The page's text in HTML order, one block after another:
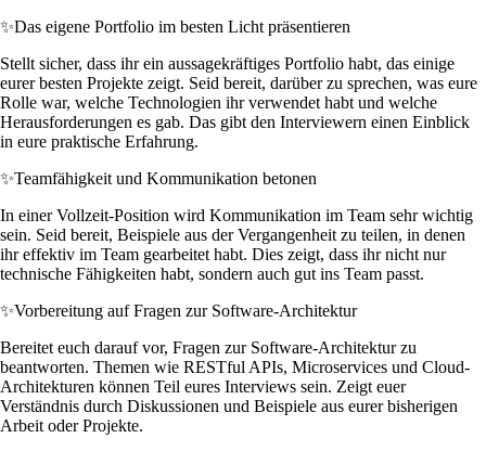
✨Das eigene Portfolio im besten Licht präsentieren
Stellt sicher, dass ihr ein aussagekräftiges Portfolio habt, das einige
eurer besten Projekte zeigt. Seid bereit, darüber zu sprechen, was eure
Rolle war, welche Technologien ihr verwendet habt und welche
Herausforderungen es gab. Das gibt den Interviewern einen Einblick
in eure praktische Erfahrung.
✨Teamfähigkeit und Kommunikation betonen
In einer Vollzeit-Position wird Kommunikation im Team sehr wichtig
sein. Seid bereit, Beispiele aus der Vergangenheit zu teilen, in denen
ihr effektiv im Team gearbeitet habt. Dies zeigt, dass ihr nicht nur
technische Fähigkeiten habt, sondern auch gut ins Team passt.
✨Vorbereitung auf Fragen zur Software-Architektur
Bereitet euch darauf vor, Fragen zur Software-Architektur zu
beantworten. Themen wie RESTful APIs, Microservices und Cloud-
Architekturen können Teil eures Interviews sein. Zeigt euer
Verständnis durch Diskussionen und Beispiele aus eurer bisherigen
Arbeit oder Projekte.